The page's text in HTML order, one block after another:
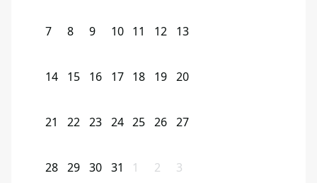
7 8 9 10 11 12 13
14 15 16 17 18 19 20
21 22 23 24 25 26 27
28 29 30 31 1 2 3